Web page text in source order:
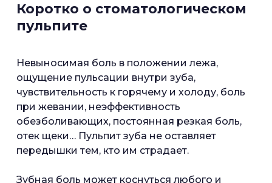
Коротко о стоматологическом
пульпите
Невыносимая боль в положении лежа,
ощущение пульсации внутри зуба,
чувствительность к горячему и холоду, боль
при жевании, неэффективность
обезболивающих, постоянная резкая боль,
отек щеки… Пульпит зуба не оставляет
передышки тем, кто им страдает.
Зубная боль может коснуться любого и